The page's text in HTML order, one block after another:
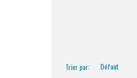
Trier par: Défaut